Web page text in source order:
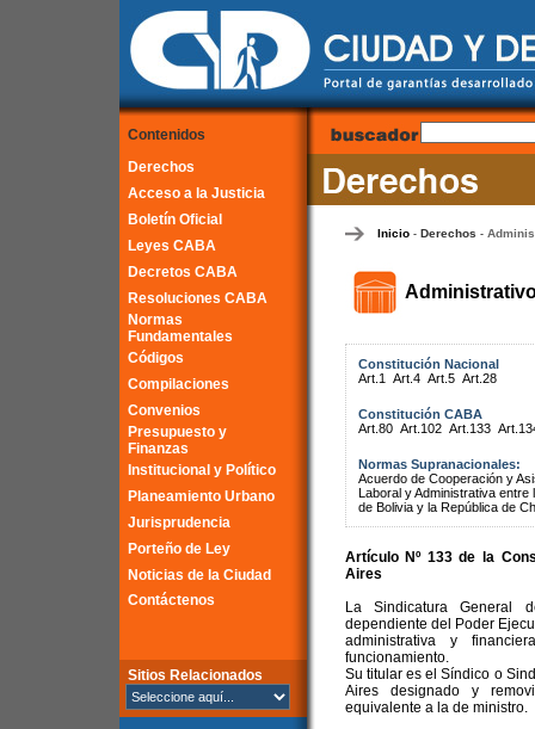
Contenidos
Derechos
Acceso a la Justicia
Boletín Oficial
Leyes CABA
Decretos CABA
Resoluciones CABA
Normas
Fundamentales
Códigos
Compilaciones
Convenios
Presupuesto y
Finanzas
Institucional y Político
Planeamiento Urbano
Jurisprudencia
Porteño de Ley
Noticias de la Ciudad
Contáctenos
Sitios Relacionados
Inicio- Derechos -
Constitución Nacional
Art.1
Art.4 Art.5 Art.28
Constitución CABA
Art.80 Art.102 Art.133
Normas Supranacionales:
Acuerdo de Cooperación y
Laboral y Administrativa
de Bolivia y la República de
Artículo Nº 133 de la
Aires
La Sindicatura General
dependiente del Poder
administrativa y
funcionamiento.
Su titular es el Síndico o
Aires designado y
equivalente a la de ministro.